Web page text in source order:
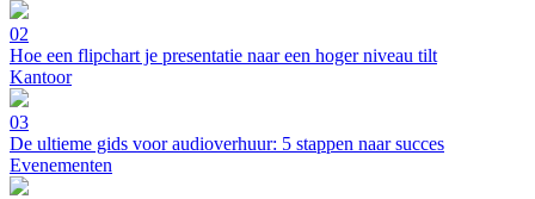
02
Hoe een flipchart je presentatie naar een hoger niveau tilt
Kantoor
03
De ultieme gids voor audioverhuur: 5 stappen naar succes
Evenementen